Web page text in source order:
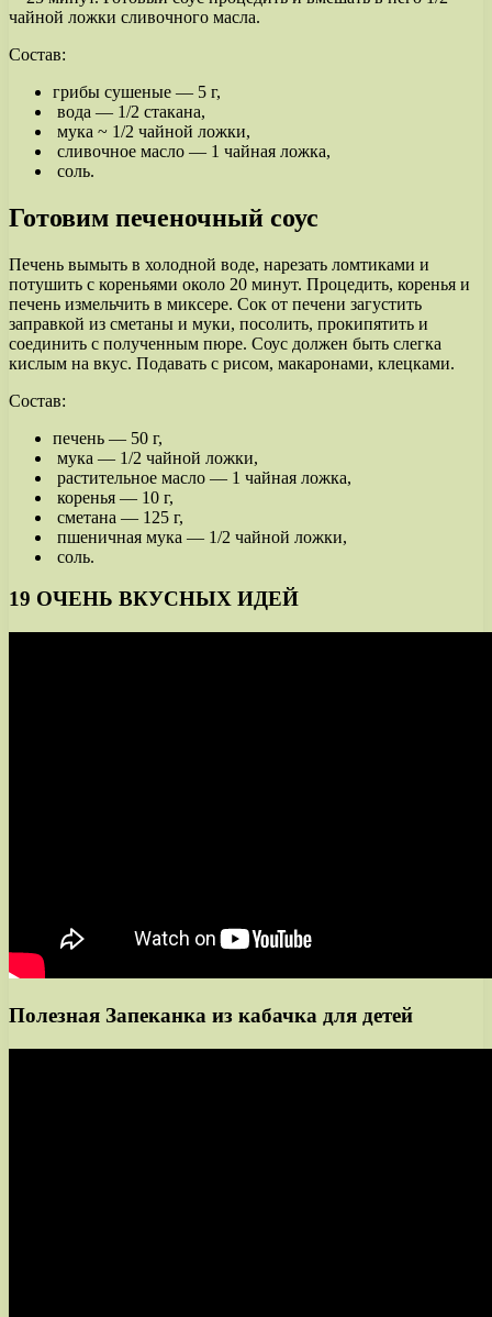
чайной ложки сливочного масла.
Состав:
грибы сушеные — 5 г,
вода — 1/2 стакана,
мука ~ 1/2 чайной ложки,
сливочное масло — 1 чайная ложка,
соль.
Готовим печеночный соус
Печень вымыть в холодной воде, нарезать ломтиками и
потушить с кореньями около 20 минут. Процедить, коренья и
печень измельчить в миксере. Сок от печени загустить
заправкой из сметаны и муки, посолить, прокипятить и
соединить с полученным пюре. Соус должен быть слегка
кислым на вкус. Подавать с рисом, макаронами, клецками.
Состав:
печень — 50 г,
мука — 1/2 чайной ложки,
растительное масло — 1 чайная ложка,
коренья — 10 г,
сметана — 125 г,
пшеничная мука — 1/2 чайной ложки,
соль.
19 ОЧЕНЬ ВКУСНЫХ ИДЕЙ
Полезная Запеканка из кабачка для детей